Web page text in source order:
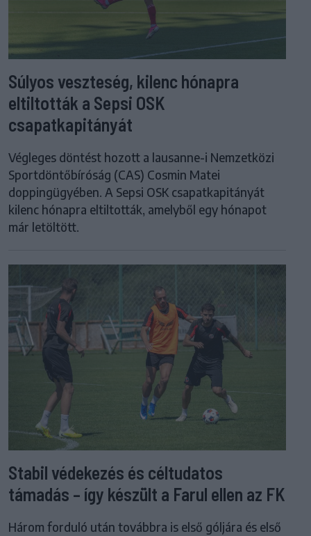
Súlyos veszteség, kilenc hónapra
eltiltották a Sepsi OSK
csapatkapitányát
Végleges döntést hozott a lausanne-i Nemzetközi
Sportdöntőbíróság (CAS) Cosmin Matei
doppingügyében. A Sepsi OSK csapatkapitányát
kilenc hónapra eltiltották, amelyből egy hónapot
már letöltött.
Stabil védekezés és céltudatos
támadás – így készült a Farul ellen az FK
Három forduló után továbbra is első góljára és első